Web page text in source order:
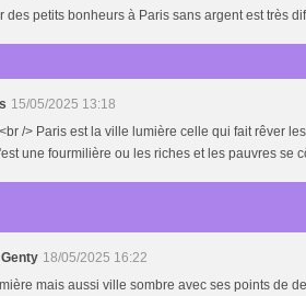
des petits bonheurs à Paris sans argent est très
15/05/2025 13:18
/> Paris est la ville lumière celle qui fait rêver
une fourmilière ou les riches et les pauvres se
18/05/2025 16:22
mais aussi ville sombre avec ses points de